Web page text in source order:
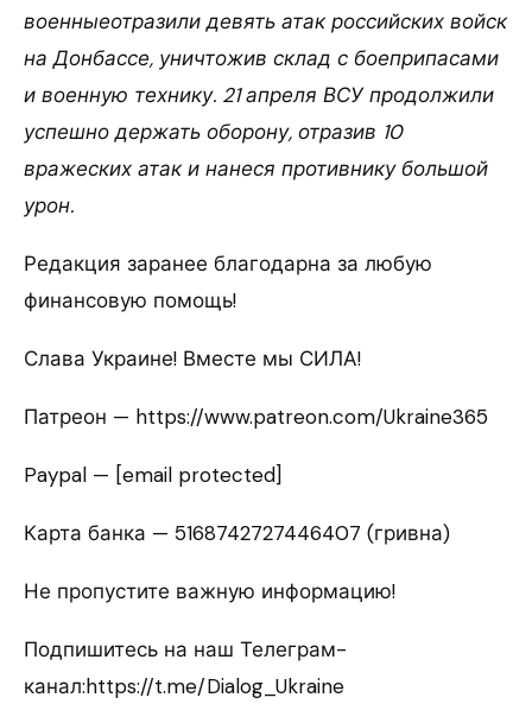
военныеотразили девять атак российских войск
на Донбассе, уничтожив склад с боеприпасами
и военную технику. 21 апреля ВСУ продолжили
успешно держать оборону, отразив 10
вражеских атак и нанеся противнику большой
урон.
Редакция заранее благодарна за любую
финансовую помощь!
Слава Украине! Вместе мы СИЛА!
Патреон — https://www.patreon.com/Ukraine365
Paypal — [email protected]
Карта банка — 5168742727446407 (гривна)
Не пропустите важную информацию!
Подпишитесь на наш Телеграм-
канал:https://t.me/Dialog_Ukraine